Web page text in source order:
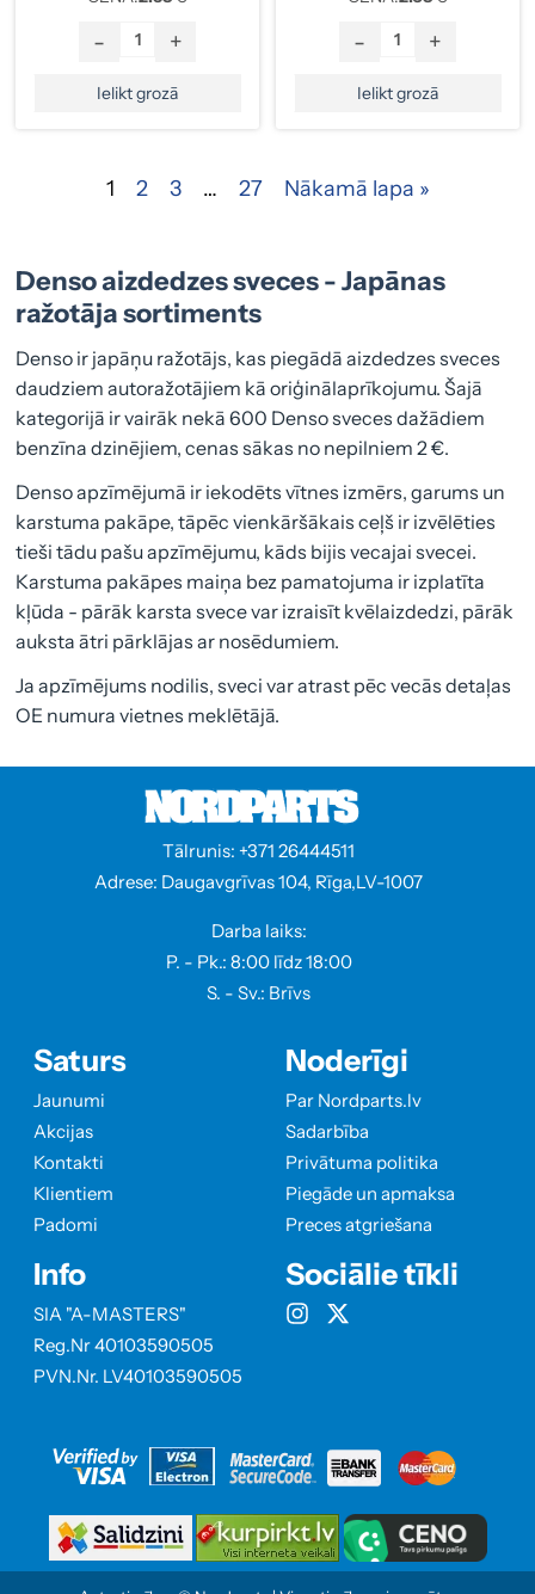
- +
Ielikt grozā
- +
Ielikt grozā
1 2 3 … 27 Nākamā lapa »
Denso aizdedzes sveces - Japānas
ražotāja sortiments
Denso ir japāņu ražotājs, kas piegādā aizdedzes sveces
daudziem autoražotājiem kā oriģinālaprīkojumu. Šajā
kategorijā ir vairāk nekā 600 Denso sveces dažādiem
benzīna dzinējiem, cenas sākas no nepilniem 2 €.
Denso apzīmējumā ir iekodēts vītnes izmērs, garums un
karstuma pakāpe, tāpēc vienkāršākais ceļš ir izvēlēties
tieši tādu pašu apzīmējumu, kāds bijis vecajai svecei.
Karstuma pakāpes maiņa bez pamatojuma ir izplatīta
kļūda - pārāk karsta svece var izraisīt kvēlaizdedzi, pārāk
auksta ātri pārklājas ar nosēdumiem.
Ja apzīmējums nodilis, sveci var atrast pēc vecās detaļas
OE numura vietnes meklētājā.
Tālrunis: +371 26444511
Adrese: Daugavgrīvas 104, Rīga,LV-1007
Darba laiks:
P. - Pk.: 8:00 līdz 18:00
S. - Sv.: Brīvs
Saturs
Jaunumi
Akcijas
Kontakti
Klientiem
Padomi
Info
SIA "A-MASTERS"
Reg.Nr 40103590505
PVN.Nr. LV40103590505
Noderīgi
Par Nordparts.lv
Sadarbība
Privātuma politika
Piegāde un apmaksa
Preces atgriešana
Sociālie tīkli